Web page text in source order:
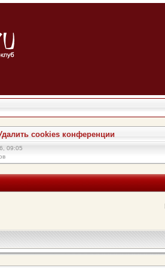
cookies конференции
09:05